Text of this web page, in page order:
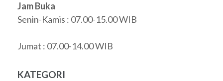
Jam Buka
Senin-Kamis : 07.00-15.00 WIB
Jumat : 07.00-14.00 WIB
KATEGORI